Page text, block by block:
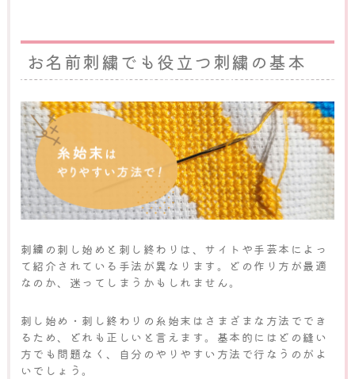
お名前刺繍でも役立つ刺繍の基本
刺繍の刺し始めと刺し終わりは、サイトや手芸本によっ
て紹介されている手法が異なります。どの作り方が最適
なのか、迷ってしまうかもしれません。
刺し始め・刺し終わりの糸始末はさまざまな方法ででき
るため、どれも正しいと言えます。基本的にはどの縫い
方でも問題なく、自分のやりやすい方法で行なうのがよ
いでしょう。